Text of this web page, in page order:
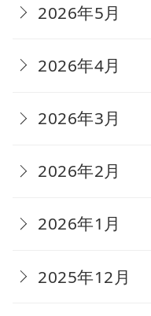
2026年5月
2026年4月
2026年3月
2026年2月
2026年1月
2025年12月